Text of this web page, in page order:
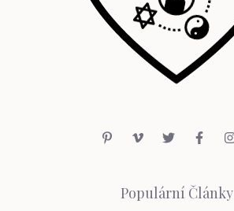
Populární Články